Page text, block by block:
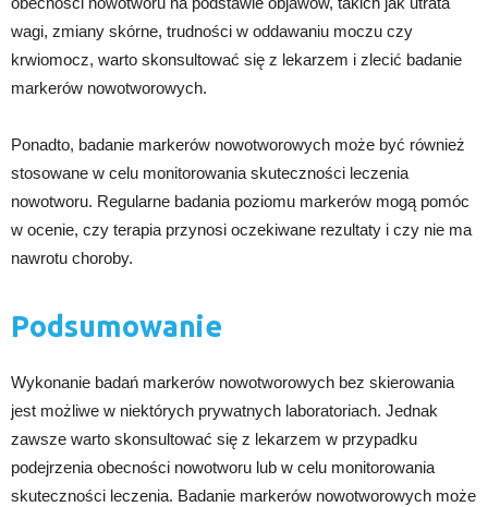
wagi, zmiany skórne, trudności w oddawaniu moczu czy
krwiomocz, warto skonsultować się z lekarzem i zlecić badanie
markerów nowotworowych.
Ponadto, badanie markerów nowotworowych może być również
stosowane w celu monitorowania skuteczności leczenia
nowotworu. Regularne badania poziomu markerów mogą pomóc
w ocenie, czy terapia przynosi oczekiwane rezultaty i czy nie ma
nawrotu choroby.
Podsumowanie
Wykonanie badań markerów nowotworowych bez skierowania
jest możliwe w niektórych prywatnych laboratoriach. Jednak
zawsze warto skonsultować się z lekarzem w przypadku
podejrzenia obecności nowotworu lub w celu monitorowania
skuteczności leczenia. Badanie markerów nowotworowych może